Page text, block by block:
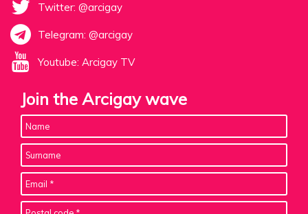
Twitter: @arcigay
Telegram: @arcigay
Youtube: Arcigay TV
Join the Arcigay wave